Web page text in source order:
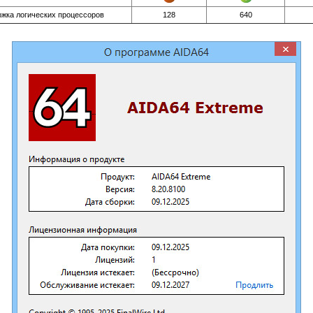
логических процессоров 128 640